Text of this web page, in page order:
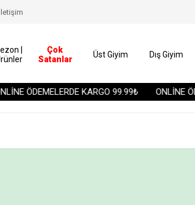
ÖDEMELERDE KARGO 99.99₺ ONLİNE
|
Çok
Satanlar
Üst Giyim Dış Giyim